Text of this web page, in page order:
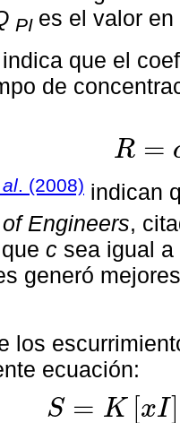
PI es el valor
que el
de
R =
R=c × tc
. (2008) indican
Engineers,
c sea igual
generó
los
ecuación:
S = K [xI]
S=K xI+1 xO